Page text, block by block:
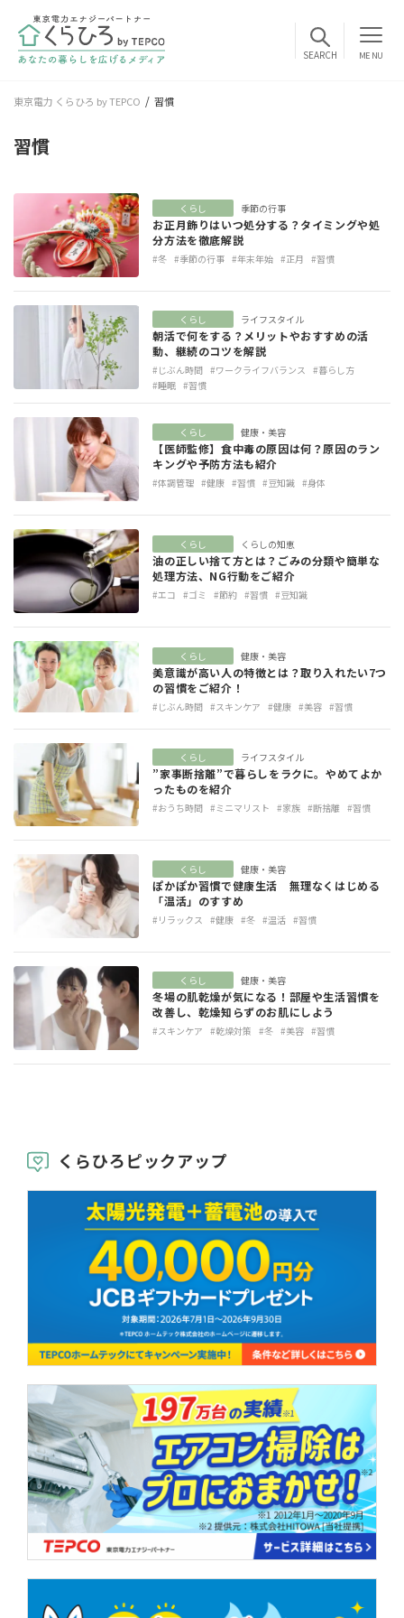
MENU
東京電力 くらひろ by TEPCO 習慣
習慣
くらし 季節の行事
お正月飾りはいつ処分する？タイミングや処
分方法を徹底解説
#冬 #季節の行事 #年末年始 #正月 #習慣
くらし ライフスタイル
朝活で何をする？メリットやおすすめの活
動、継続のコツを解説
#じぶん時間 #ワークライフバランス
#暮らし方
#睡眠 #習慣
くらし 健康・美容
【医師監修】食中毒の原因は何？原因のラン
キングや予防方法も紹介
#体調管理 #健康 #習慣 #豆知識 #身体
くらし くらしの知恵
油の正しい捨て方とは？ごみの分類や簡単な
処理方法、NG行動をご紹介
#エコ #ゴミ #節約 #習慣 #豆知識
くらし 健康・美容
美意識が高い人の特徴とは？取り入れたい7つ
の習慣をご紹介！
#じぶん時間 #スキンケア #健康 #美容 #習慣
くらし ライフスタイル
”家事断捨離”で暮らしをラクに。やめてよか
ったものを紹介
#おうち時間 #ミニマリスト #家族 #断捨離 #習慣
くらし 健康・美容
ぽかぽか習慣で健康生活 無理なくはじめる
「温活」のすすめ
#リラックス #健康 #冬 #温活 #習慣
くらし 健康・美容
冬場の肌乾燥が気になる！部屋や生活習慣を
改善し、乾燥知らずのお肌にしよう
#スキンケア #乾燥対策 #冬 #美容 #習慣
くらひろピックアップ